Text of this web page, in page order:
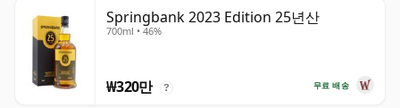
Springbank 2023 Edition 25년산
700ml • 46%
무료 배송
₩320만 ?